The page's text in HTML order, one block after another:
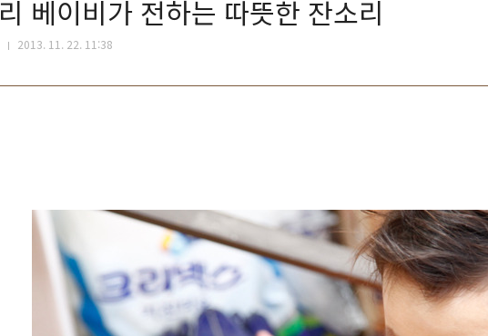
베이비가 전하는 따뜻한 잔소리
2013. 11. 22. 11:38